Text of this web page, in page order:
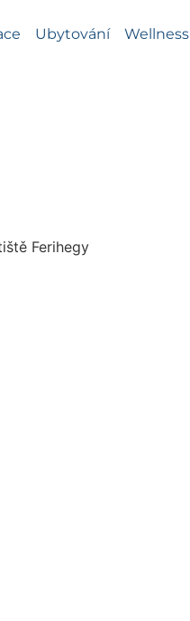
Ubytování Wellness